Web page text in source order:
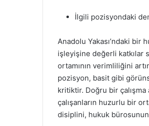
İlgili pozisyondaki
Anadolu Yakası’ndaki bir
işleyişine değerli katkılar
ortamının verimliliğini
pozisyon, basit gibi
kritiktir. Doğru bir
çalışanların huzurlu bir
disiplini, hukuk bürosunun